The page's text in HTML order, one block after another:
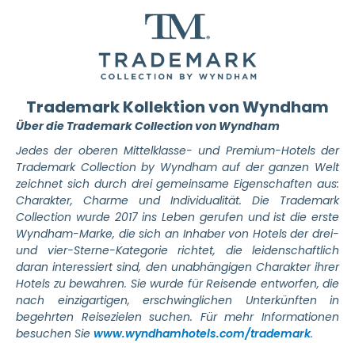
Trademark Kollektion von Wyndham
Über die Trademark Collection von Wyndham
Jedes der oberen Mittelklasse- und Premium-Hotels der
Trademark Collection by Wyndham auf der ganzen Welt
zeichnet sich durch drei gemeinsame Eigenschaften aus:
Charakter, Charme und Individualität. Die Trademark
Collection wurde 2017 ins Leben gerufen und ist die erste
Wyndham-Marke, die sich an Inhaber von Hotels der drei-
und vier-Sterne-Kategorie richtet, die leidenschaftlich
daran interessiert sind, den unabhängigen Charakter ihrer
Hotels zu bewahren. Sie wurde für Reisende entworfen, die
nach einzigartigen, erschwinglichen Unterkünften in
begehrten Reisezielen suchen. Für mehr Informationen
besuchen Sie www.wyndhamhotels.com/trademark.